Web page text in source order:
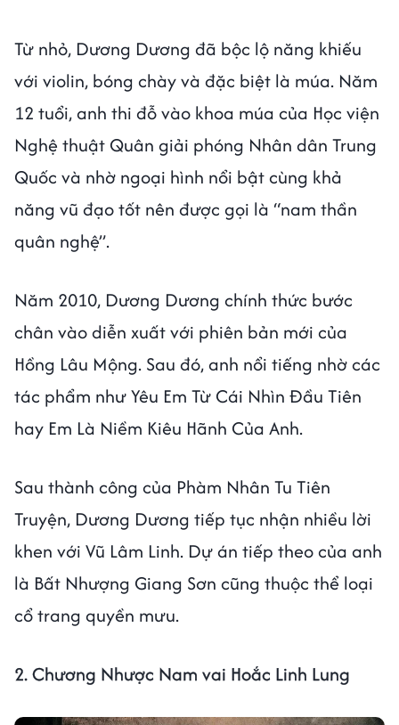
Từ nhỏ, Dương Dương đã bộc lộ năng khiếu
với violin, bóng chày và đặc biệt là múa. Năm
12 tuổi, anh thi đỗ vào khoa múa của Học viện
Nghệ thuật Quân giải phóng Nhân dân Trung
Quốc và nhờ ngoại hình nổi bật cùng khả
năng vũ đạo tốt nên được gọi là “nam thần
quân nghệ”.
Năm 2010, Dương Dương chính thức bước
chân vào diễn xuất với phiên bản mới của
Hồng Lâu Mộng. Sau đó, anh nổi tiếng nhờ các
tác phẩm như Yêu Em Từ Cái Nhìn Đầu Tiên
hay Em Là Niềm Kiêu Hãnh Của Anh.
Sau thành công của Phàm Nhân Tu Tiên
Truyện, Dương Dương tiếp tục nhận nhiều lời
khen với Vũ Lâm Linh. Dự án tiếp theo của anh
là Bất Nhượng Giang Sơn cũng thuộc thể loại
cổ trang quyền mưu.
2. Chương Nhược Nam vai Hoắc Linh Lung